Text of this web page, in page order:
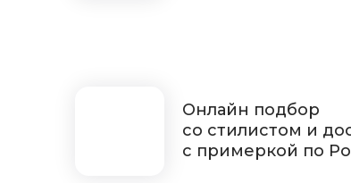
Онлайн подбор
со стилистом и
с примеркой по